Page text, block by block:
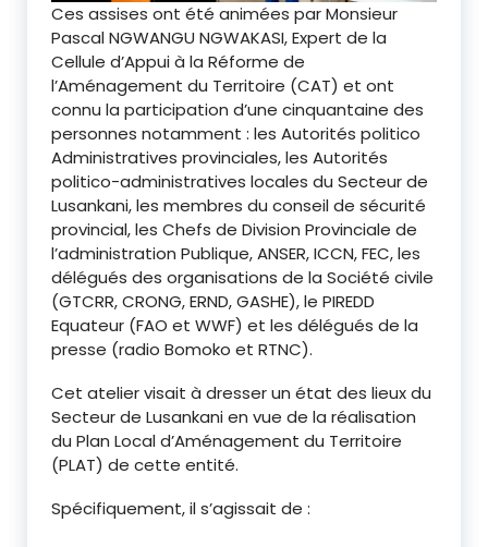
Ces assises ont été animées par Monsieur
Pascal NGWANGU NGWAKASI, Expert de la
Cellule d’Appui à la Réforme de
l’Aménagement du Territoire (CAT) et ont
connu la participation d’une cinquantaine des
personnes notamment : les Autorités politico
Administratives provinciales, les Autorités
politico-administratives locales du Secteur de
Lusankani, les membres du conseil de sécurité
provincial, les Chefs de Division Provinciale de
l’administration Publique, ANSER, ICCN, FEC, les
délégués des organisations de la Société civile
(GTCRR, CRONG, ERND, GASHE), le PIREDD
Equateur (FAO et WWF) et les délégués de la
presse (radio Bomoko et RTNC).
Cet atelier visait à dresser un état des lieux du
Secteur de Lusankani en vue de la réalisation
du Plan Local d’Aménagement du Territoire
(PLAT) de cette entité.
Spécifiquement, il s’agissait de :